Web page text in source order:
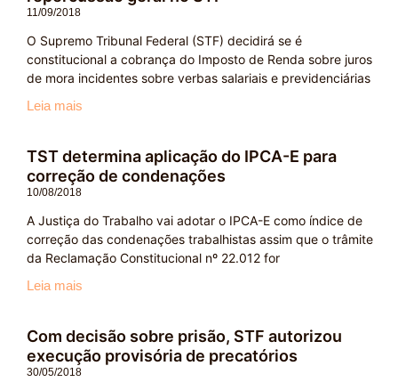
11/09/2018
O Supremo Tribunal Federal (STF) decidirá se é
constitucional a cobrança do Imposto de Renda sobre juros
de mora incidentes sobre verbas salariais e previdenciárias
Leia mais
TST determina aplicação do IPCA-E para
correção de condenações
10/08/2018
A Justiça do Trabalho vai adotar o IPCA-E como índice de
correção das condenações trabalhistas assim que o trâmite
da Reclamação Constitucional nº 22.012 for
Leia mais
Com decisão sobre prisão, STF autorizou
execução provisória de precatórios
30/05/2018